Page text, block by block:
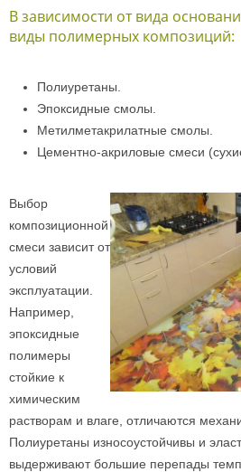
В зависимости от вида
виды полимерных композиций:
Полиуретаны.
Эпоксидные смолы.
Метилметакрилатные смолы.
Цементно-акриловые смеси
Выбор
композиционной
смеси зависит от
условий
эксплуатации.
Например,
эпоксидные
полимеры
стойкие к
химическим
растворам и влаге, отличаются
Полиуретаны износоустойчивы и
выдерживают большие перепады